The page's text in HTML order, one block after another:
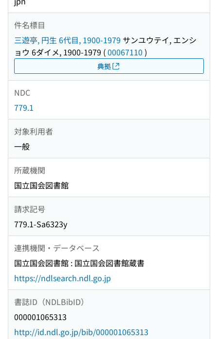
件名標目
三遊亭, 円生 6代目, 1900-1979 サンユウテイ, エンシ
ョウ 6ダイメ, 1900-1979 (00067110 )
典拠
NDC
779.1
対象利用者
一般
所蔵機関
国立国会図書館
請求記号
779.1-Sa6323y
連携機関・データベース
国立国会図書館 : 国立国会図書館蔵書
https://ndlsearch.ndl.go.jp
書誌ID（NDLBibID）
000001065313
http://id.ndl.go.jp/bib/000001065313